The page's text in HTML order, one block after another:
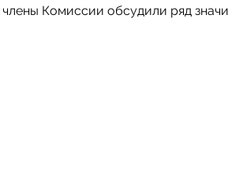
Комиссии обсудили ряд